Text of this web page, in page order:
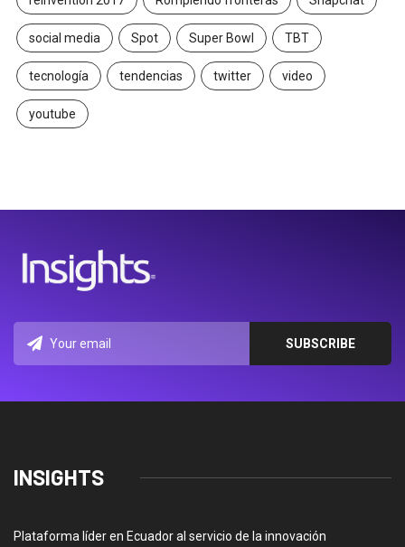
social media Spot Super Bowl TBT
tecnología tendencias twitter video
youtube
INSIGHTS
Plataforma líder en Ecuador al servicio de la innovación